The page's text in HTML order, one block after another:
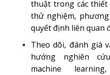
thuật trong các
thử nghiệm,
quyết định liên quan
Theo dõi, đánh giá
hướng nghiên
machine